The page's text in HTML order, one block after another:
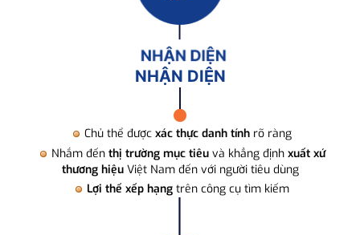
NHẬN DIỆN
Chủ thể được xác thực danh tính rõ ràng
Nhắm đến thị trường mục tiêuvà khẳng định xuất xứ
thương hiệuViệt Nam đến với người tiêu dùng
Lợi thế xếp hạng trên công cụ tìm kiếm